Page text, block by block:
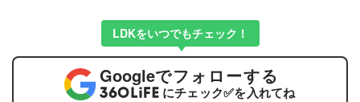
LDKをいつでもチェック！
Googleでフォローする
にチェック✅を入れてね